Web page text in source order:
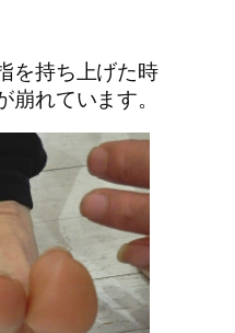
を持ち上げた時
崩れています。